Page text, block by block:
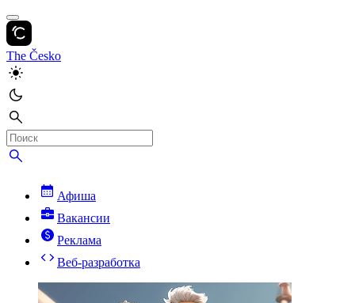
The Česko
Афиша
Вакансии
Реклама
Веб-разработка